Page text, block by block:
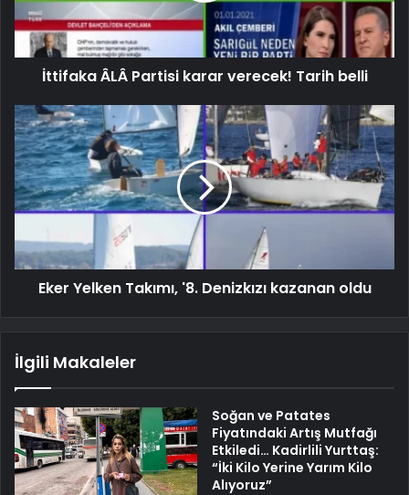
İttifaka ÂLÂ Partisi karar verecek! Tarih belli
Eker Yelken Takımı, '8. Denizkızı kazanan oldu
İlgili Makaleler
Soğan ve Patates
Fiyatındaki Artış Mutfağı
Etkiledi… Kadirlili Yurttaş:
“İki Kilo Yerine Yarım Kilo
Alıyoruz”